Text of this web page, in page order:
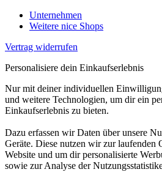
Unternehmen
Weitere nice Shops
Vertrag widerrufen
Personalisiere dein Einkaufserlebnis
Nur mit deiner individuellen
und weitere Technologien, um dir ein
Einkaufserlebnis zu bieten.
Dazu erfassen wir Daten über unsere
Geräte. Diese nutzen wir zur laufenden
Website und um dir personalisierte
sowie zur Analyse der